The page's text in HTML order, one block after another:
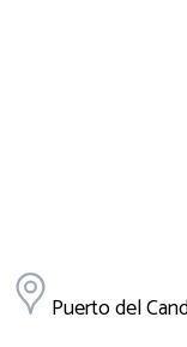
Puerto del